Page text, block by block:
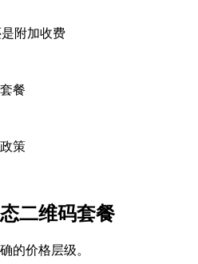
附加收费
餐
策
二维码套餐
的价格层级。